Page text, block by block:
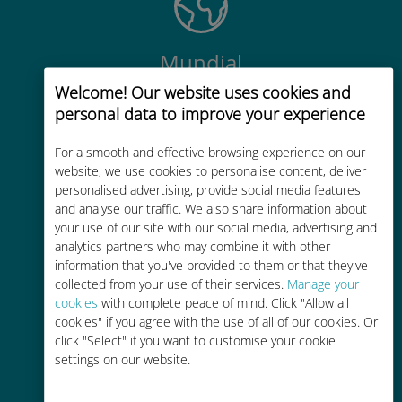
Welcome! Our website uses cookies and
personal data to improve your experience
For a smooth and effective browsing experience on our
website, we use cookies to personalise content, deliver
personalised advertising, provide social media features
and analyse our traffic. We also share information about
your use of our site with our social media, advertising and
analytics partners who may combine it with other
information that you've provided to them or that they've
collected from your use of their services. Manage your
cookies with complete peace of mind. Click "Allow all
cookies" if you agree with the use of all of our cookies. Or
click "Select" if you want to customise your cookie
settings on our website.
Mundial
Conectividad celular mundial de
alta calidad en más de 200
Rentable
Hasta un 90% más barato que los
costes de itinerancia con su
operador actual